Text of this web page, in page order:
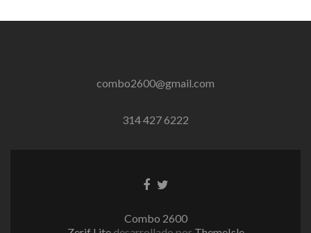
combo2600@gmail.com
314 427 6222
EnlaceEnlace
Combo 2600